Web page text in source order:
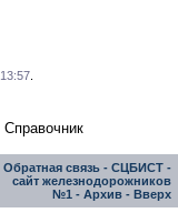
13:57.
Справочник
Обратная связь - СЦБИСТ -
сайт железнодорожников
№1 - Архив - Вверх